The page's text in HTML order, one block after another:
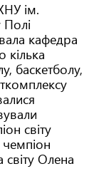
ім.
кафедра
кілька
баскетболу,
світу
Олена